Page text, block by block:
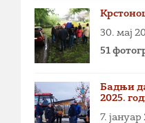
30. мај
51
Бадњи
2025.
7. јануар